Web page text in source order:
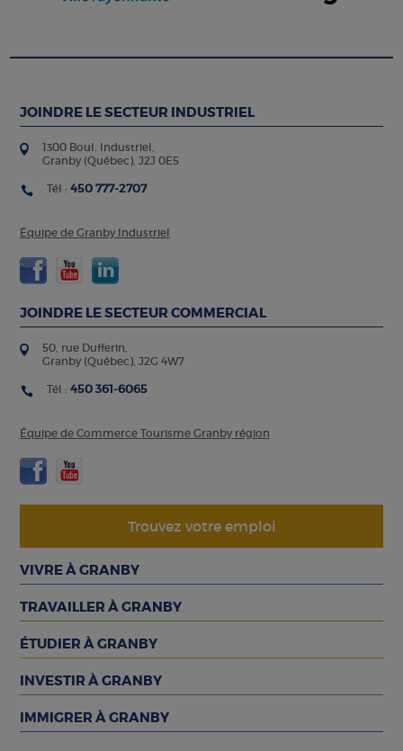
JOINDRE LE SECTEUR INDUSTRIEL
1300 Boul. Industriel,
Granby (Québec), J2J 0E5
Tél : 450 777-2707
Équipe de Granby Industriel
JOINDRE LE SECTEUR COMMERCIAL
50, rue Dufferin,
Granby (Québec), J2G 4W7
Tél : 450 361-6065
Équipe de Commerce Tourisme Granby région
Trouvez votre emploi
VIVRE À GRANBY
TRAVAILLER À GRANBY
ÉTUDIER À GRANBY
INVESTIR À GRANBY
IMMIGRER À GRANBY